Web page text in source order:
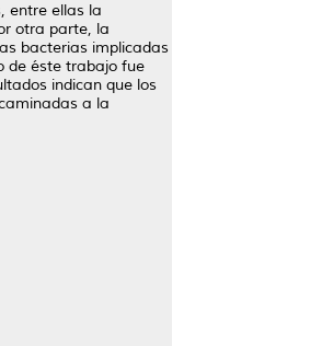
entre ellas la
otra parte, la
bacterias implicadas
de éste trabajo fue
indican que los
a la